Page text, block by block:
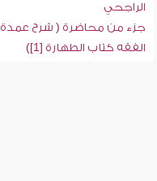
الراجحي
جزء من محاضرة ( شرح عمدة
الفقه كتاب الطهارة [1])